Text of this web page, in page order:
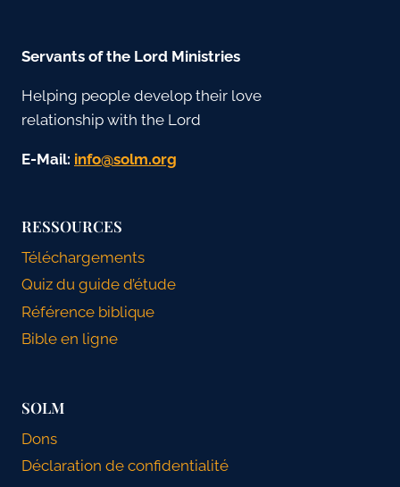
Servants of the Lord Ministries
Helping people develop their love
relationship with the Lord
E-Mail: gro.mlos@ofni
RESSOURCES
Téléchargements
Quiz du guide d’étude
Référence biblique
Bible en ligne
SOLM
Dons
Déclaration de confidentialité